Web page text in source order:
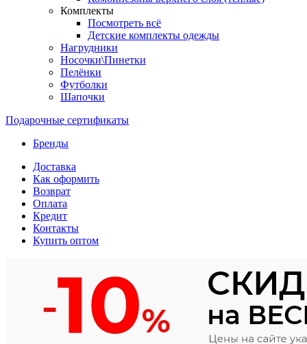
Комплекты
Посмотреть всё
Детские комплекты одежды
Нагрудники
Носочки\Пинетки
Пелёнки
Футболки
Шапочки
Подарочные сертификаты
Бренды
Доставка
Как оформить
Возврат
Оплата
Кредит
Контакты
Купить оптом